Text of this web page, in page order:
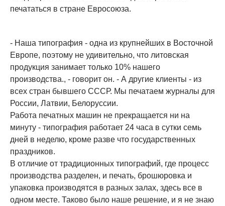
печататься в стране Евросоюза.
- Наша типография - одна из крупнейших в Восточной
Европе, поэтому не удивительно, что литовская
продукция занимает только 10% нашего
производства., - говорит он. - А другие клиенты - из
всех стран бывшего СССР. Мы печатаем журналы для
России, Латвии, Белоруссии.
Работа печатных машин не прекращается ни на
минуту - типография работает 24 часа в сутки семь
дней в неделю, кроме разве что государственных
праздников.
В отличие от традиционных типографий, где процесс
производства разделен, и печать, брошюровка и
упаковка производятся в разных залах, здесь все в
одном месте. Таково было наше решение, и я не знаю